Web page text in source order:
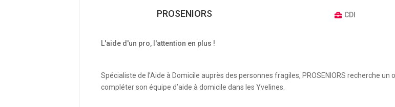
PROSENIORS CDI
L'aide d'un pro, l'attention en plus !
Spécialiste de l’Aide à Domicile auprès des personnes fragiles, PROSENIORS recherche
compléter son équipe d’aide à domicile dans les Yvelines.